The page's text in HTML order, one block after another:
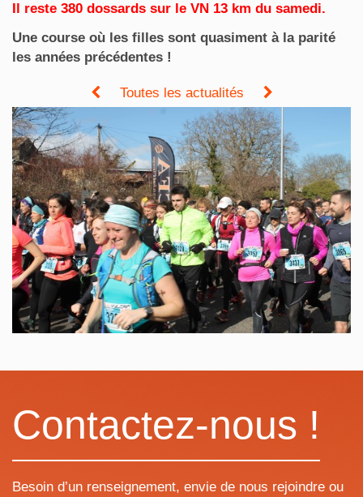
Il reste 380 dossards sur le VN 13 km du samedi.
Une course où les filles sont quasiment à la parité
les années précédentes !
Toutes les actualités
Contactez-nous !
Besoin d’un renseignement, envie de nous rejoindre ou